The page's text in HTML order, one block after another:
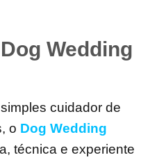
Wedding
cuidador de
o Dog Wedding
técnica e experiente